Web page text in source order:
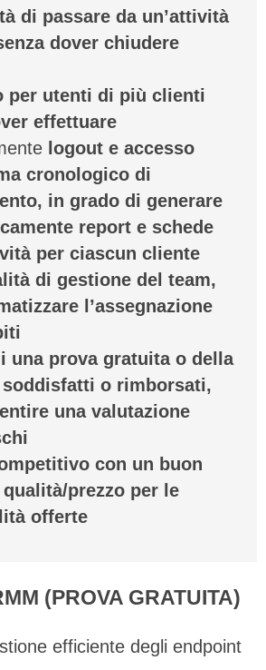
di passare da un’attività
dover chiudere
per utenti di più clienti
effettuare
logout e accesso
cronologico di
in grado di generare
report e schede
per ciascun cliente
di gestione del team,
l’assegnazione
una prova gratuita o della
soddisfatti o rimborsati,
una valutazione
con un buon
prezzo per le
offerte
(PROVA GRATUITA)
efficiente degli endpoint